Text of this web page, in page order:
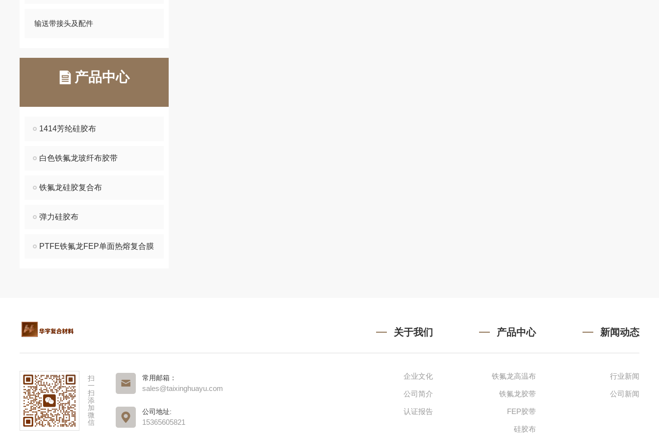
输送带接头及配件
产品中心
1414芳纶硅胶布
白色铁氟龙玻纤布胶带
铁氟龙硅胶复合布
弹力硅胶布
PTFE铁氟龙FEP单面热熔复合膜
关于我们 产品中心 新闻动态
扫
一
扫
添
加
微
信
常用邮箱：
sales@taixinghuayu.com
公司地址:
15365605821
企业文化
公司简介
认证报告
铁氟龙高温布
铁氟龙胶带
FEP胶带
硅胶布
行业新闻
公司新闻